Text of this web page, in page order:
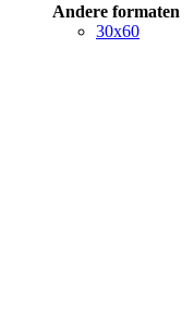
Andere formaten
30x60